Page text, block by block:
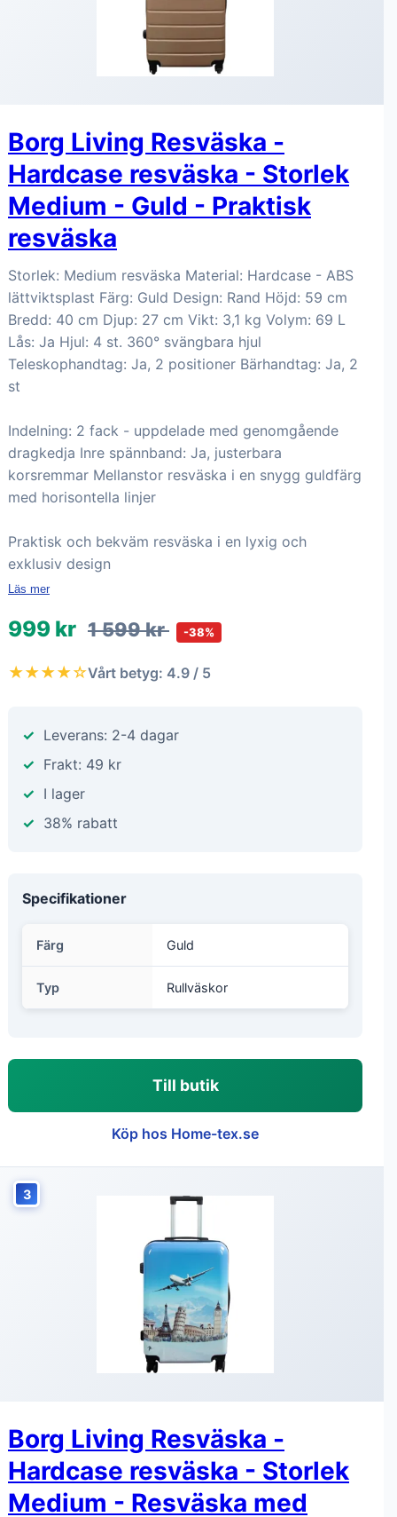
Borg Living Resväska -
Hardcase resväska - Storlek
Medium - Guld - Praktisk
resväska
Storlek: Medium resväska Material: Hardcase - ABS
lättviktsplast Färg: Guld Design: Rand Höjd: 59 cm
Bredd: 40 cm Djup: 27 cm Vikt: 3,1 kg Volym: 69 L
Lås: Ja Hjul: 4 st. 360° svängbara hjul
Teleskophandtag: Ja, 2 positioner Bärhandtag: Ja, 2
st
Indelning: 2 fack - uppdelade med genomgående
dragkedja Inre spännband: Ja, justerbara
korsremmar Mellanstor resväska i en snygg guldfärg
med horisontella linjer
Praktisk och bekväm resväska i en lyxig och
exklusiv design
Läs mer
999 kr 1 599 kr -38%
★★★★☆Vårt betyg: 4.9 / 5
Leverans: 2-4 dagar
Frakt: 49 kr
I lager
38% rabatt
Specifikationer
Färg Guld
Typ Rullväskor
Till butik
Köp hos Home-tex.se
3
Borg Living Resväska -
Hardcase resväska - Storlek
Medium - Resväska med